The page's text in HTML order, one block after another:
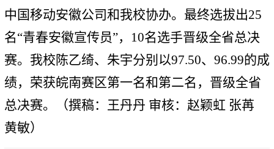
中国移动安徽公司和我校协办。最终选拔出25
名“青春安徽宣传员”，10名选手晋级全省总决
赛。我校陈乙绮、朱宇分别以97.50、96.99的成
绩，荣获皖南赛区第一名和第二名，晋级全省
总决赛。（撰稿：王丹丹 审核：赵颖虹 张苒
黄敏）